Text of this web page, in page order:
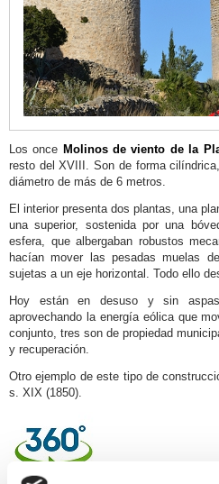
Museo
Arqueológico
y
Etnográfico
Soler
Blasco
Iglesia
de
San
Bartolomé
Mercado
Municipal
de
Abastos
Ayuntamiento
Cementerio
Capella
Los once Molinos de viento de la
resto del XVIII
. Son de forma
diámetro de más de 6 metros.
El interior presenta dos plantas, una
una superior, sostenida por una
esfera, que albergaban robustos
hacían mover las pesadas muelas
sujetas a un eje horizontal. Todo ello
Hoy están en desuso y sin
aprovechando la energía eólica que
conjunto, tres son de propiedad
y recuperación.
Otro ejemplo de este tipo de
s. XIX (1850).